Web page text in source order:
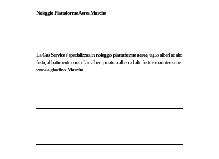
Noleggio Piattaforme Aeree Marche
LaGas Servicee' specializzata innoleggio piattaforme aeree, taglio alberi ad alto
fusto, abbattimento controllato alberi, potatura alberi ad alto fusto e manutenzione
verde e giardino. Marche